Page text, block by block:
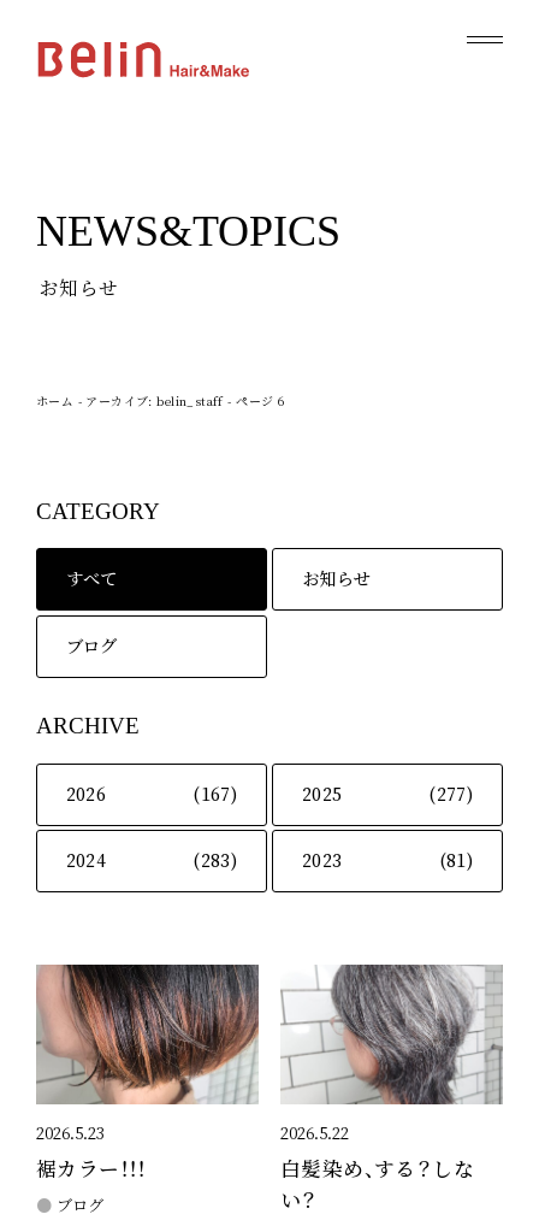
NEWS&TOPICS
お知らせ
ホーム - アーカイブ: belin_staff-ページ 6
CATEGORY
すべて お知らせ
ブログ
ARCHIVE
2026 (167) 2025 (277)
2024 (283) 2023 (81)
2026.5.23
裾カラー！！！
ブログ
2026.5.22
白髪染め、する？しな
い？